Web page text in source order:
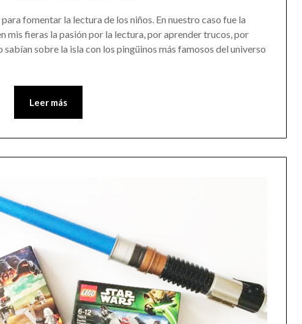
fomentar la lectura de los niños. En nuestro caso fue la
mis fieras la pasión por la lectura, por aprender trucos, por
sobre la isla con los pingüinos más famosos del universo
Leer más